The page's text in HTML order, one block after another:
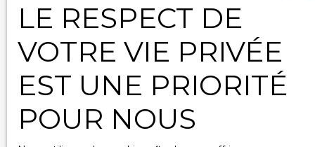
Contact
Informations
Nos honoraires
Espace vendeur
LE RESPECT DE
VOTRE VIE PRIVÉE
EST UNE PRIORITÉ
POUR NOUS